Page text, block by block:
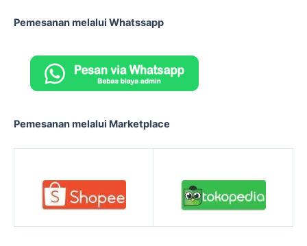
Pemesanan melalui Whatssapp
Pemesanan melalui Marketplace